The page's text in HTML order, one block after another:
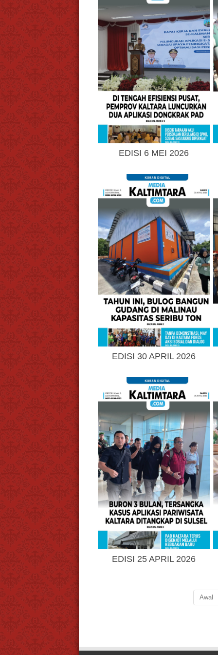
EDISI 6 MEI 2026
EDISI 30 APRIL 2026
EDISI 25 APRIL 2026
Awal